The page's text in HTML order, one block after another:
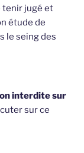
tenir jugé et
étude de
le seing des
interdite sur
sur ce